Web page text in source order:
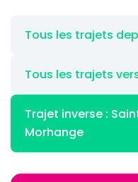
Tous les trajets
Tous les trajets
Trajet inverse :
Morhange